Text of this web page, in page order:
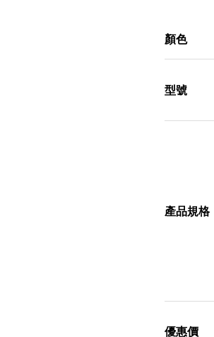
顏色
型號
產品規格
優惠價